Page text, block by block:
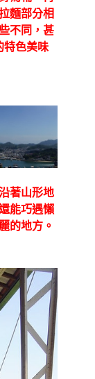
麵部分相
不同，甚
特色美味
著山形地
能巧遇懶
的地方。